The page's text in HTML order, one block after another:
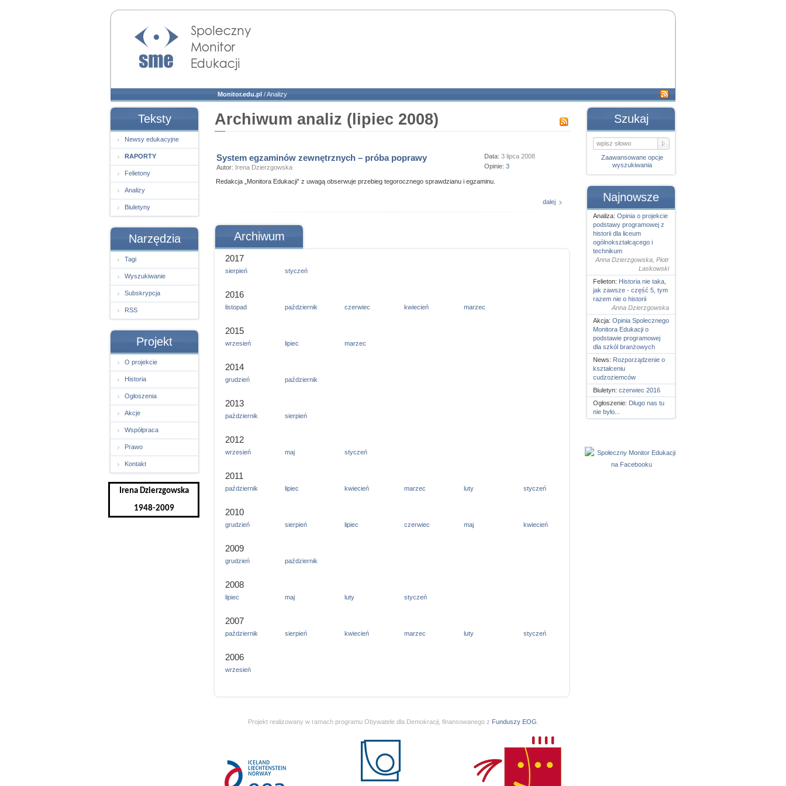
Społeczny Monitor
Edukacji
Monitor.edu.pl /Analizy
Teksty
Newsy edukacyjne
RAPORTY
Felietony
Analizy
Biuletyny
Narzędzia
Tagi
Wyszukiwanie
Subskrypcja
RSS
Projekt
O projekcie
Historia
Ogłoszenia
Akcje
Współpraca
Prawo
Kontakt
Irena Dzierzgowska
1948-2009
Archiwum analiz (lipiec 2008)
System egzaminów zewnętrznych – próba poprawy Data: 3 lipca 2008
Opinie: 3
Autor: Irena Dzierzgowska
Redakcja „Monitora Edukacji” z uwagą obserwuje przebieg tegorocznego sprawdzianu i egzaminu.
dalej
Archiwum
2017
sierpień styczeń
2016
listopad październik czerwiec kwiecień marzec
2015
wrzesień lipiec marzec
2014
grudzień październik
2013
październik sierpień
2012
wrzesień maj styczeń
2011
październik lipiec kwiecień marzec luty styczeń
2010
grudzień sierpień lipiec czerwiec maj kwiecień
2009
grudzień październik
2008
lipiec maj luty styczeń
2007
październik sierpień kwiecień marzec luty styczeń
2006
wrzesień
Szukaj
Zaawansowane opcje
wyszukiwania
Najnowsze
Analiza: Opinia o projekcie
podstawy programowej z
historii dla liceum
ogólnokształcącego i
technikum
Anna Dzierzgowska, Piotr
Laskowski
Felieton: Historia nie taka,
jak zawsze - część 5, tym
razem nie o historii
Anna Dzierzgowska
Akcja: Opinia Spolecznego
Monitora Edukacji o
podstawie programowej
dla szkól branżowych
News: Rozporządzenie o
kształceniu
cudzoziemców
Biuletyn: czerwiec 2016
Ogłoszenie: Długo nas tu
nie było...
Projekt realizowany w ramach programu Obywatele dla Demokracji, finansowanego z Funduszy EOG